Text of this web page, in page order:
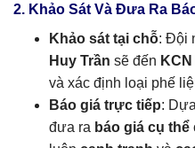
2. Khảo Sát Và Đưa Ra
Khảo sát tại chỗ: Đội
Huy Trần sẽ đến
và xác định loại phế
Báo giá trực tiếp:
đưa ra báo giá cụ thể